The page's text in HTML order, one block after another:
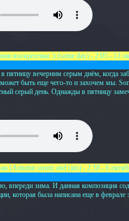
воскресенья :) (some day) - 2:05 - 12
пятницу вечерним серым днём, когда
быть еще чего-то и захочем мы.
серый день. Однажды в пятницу
(Autumn sunny and rain) - 2:18 - 6
впереди зима. И данная композиция
которая была написана еще в